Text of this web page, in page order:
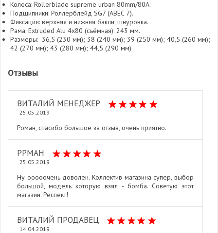
Колеса: Rollerblade supreme urban 80mm/80A.
Подшипники: Роллерблейд SG7 (ABEC 7).
Фиксация: верхняя и нижняя бакли, шнуровка.
Рама: Extruded Alu 4x80 (съёмная). 243 мм.
Размеры: 36,5 (230 мм); 38 (240 мм); 39 (250 мм); 40,5 (260 мм);
42 (270 мм); 43 (280 мм); 44,5 (290 мм).
Отзывы
ВИТАЛИЙ МЕНЕДЖЕР
25.05.2019
Роман, спасибо большое за отзыв, очень приятно.
РРМАН
25.05.2019
Ну ооооочень доволен. Коллектив магазина супер, выбор
большой, модель которую взял - бомба. Советую этот
магазин. Респект!
ВИТАЛИЙ ПРОДАВЕЦ
14.04.2019